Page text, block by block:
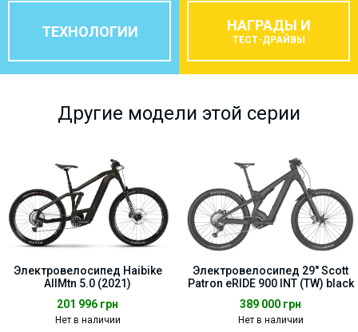
ТЕХНОЛОГИИ НАГРАДЫ И
ТЕСТ-ДРАЙВЫ
Другие модели этой серии
Электровелосипед Haibike
AllMtn 5.0 (2021)
201 996 грн
Нет в наличии
Электровелосипед 29" Scott
Patron eRIDE 900 INT (TW) black
389 000 грн
Нет в наличии